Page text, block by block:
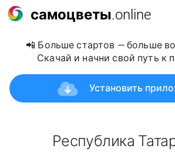
самоцветы.online
📲 Больше стартов — больше
Скачай и начни свой путь к
Установить
Республика